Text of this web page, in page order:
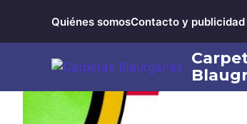
contenido
Quiénes somosContacto y publicidad